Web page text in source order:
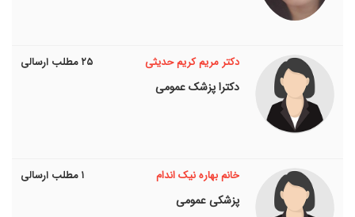
دکتر مریم کریم حدیثی ۲۵ مطلب ارسالی
دکترا پزشک عمومی
خانم بهاره نیک اندام ۱ مطلب ارسالی
پزشکی عمومی